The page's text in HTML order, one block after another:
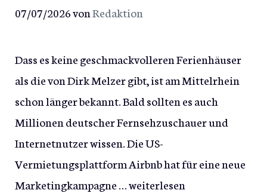
07/07/2026vonRedaktion
Dass es keine geschmackvolleren Ferienhäuser
als die von Dirk Melzer gibt, ist am Mittelrhein
schon länger bekannt. Bald sollten es auch
Millionen deutscher Fernsehzuschauer und
Internetnutzer wissen. Die US-
Vermietungsplattform Airbnb hat für eine neue
Marketingkampagne …weiterlesen